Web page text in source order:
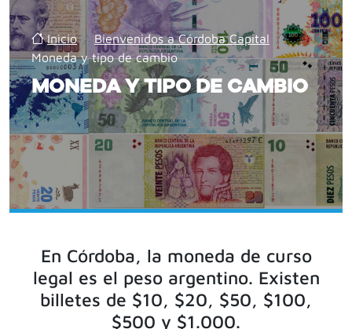
Inicio / Bienvenidos a Córdoba Capital /
Moneda y tipo de cambio
MONEDA Y TIPO DE CAMBIO
En Córdoba, la moneda de curso
legal es el peso argentino. Existen
billetes de $10, $20, $50, $100,
$500 y $1.000.